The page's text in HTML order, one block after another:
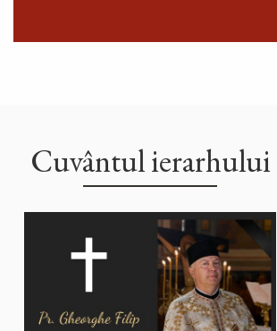
Cuvântul ierarhului